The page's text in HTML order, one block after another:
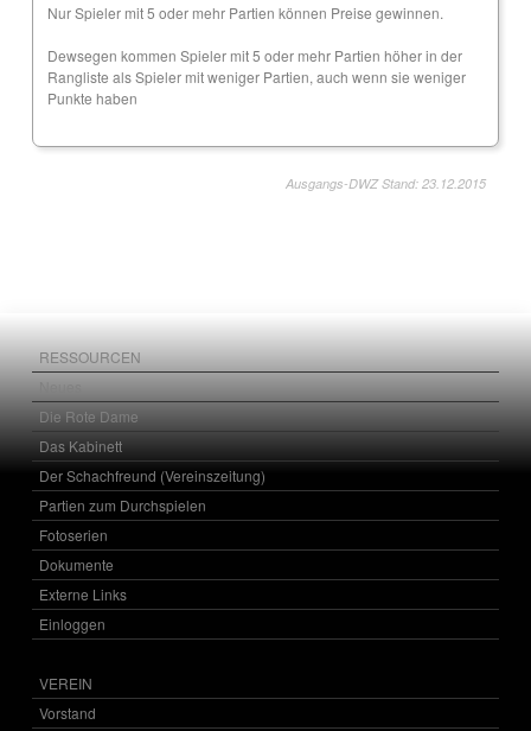
Nur Spieler mit 5 oder mehr Partien können Preise gewinnen.
Dewsegen kommen Spieler mit 5 oder mehr Partien höher in der
Rangliste als Spieler mit weniger Partien, auch wenn sie weniger
Punkte haben
Ausgangs-DWZ Stand: 23.12.2015
RESSOURCEN
Die Rote Dame
Das Kabinett
Der Schachfreund (Vereinszeitung)
Partien zum Durchspielen
Fotoserien
Dokumente
Externe Links
Einloggen
VEREIN
Vorstand